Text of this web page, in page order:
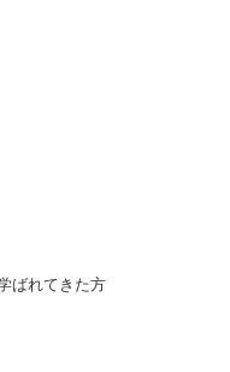
ばれてきた方